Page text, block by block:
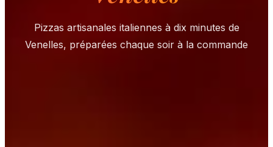
Pizzas artisanales italiennes à dix minutes de
Venelles, préparées chaque soir à la commande